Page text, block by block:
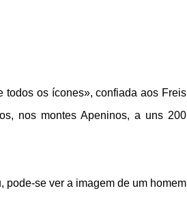
todos os ícones», confiada aos Freis
nos montes Apeninos, a uns 200
pode-se ver a imagem de um homem